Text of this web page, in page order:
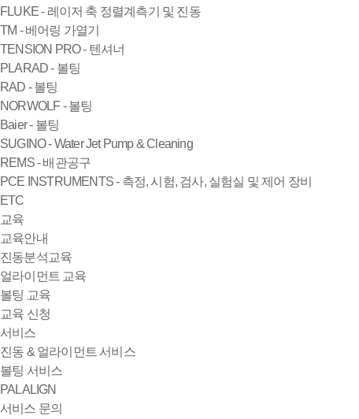
FLUKE - 레이저 축 정렬계측기 및 진동
TM - 베어링 가열기
TENSION PRO - 텐셔너
PLARAD - 볼팅
RAD - 볼팅
NORWOLF - 볼팅
Baier - 볼팅
SUGINO - Water Jet Pump & Cleaning
REMS - 배관공구
PCE INSTRUMENTS - 측정, 시험, 검사, 실험실 및 제어 장비
ETC
교육
교육안내
진동분석교육
얼라이먼트 교육
볼팅 교육
교육 신청
서비스
진동 & 얼라이먼트 서비스
볼팅 서비스
PALALIGN
서비스 문의